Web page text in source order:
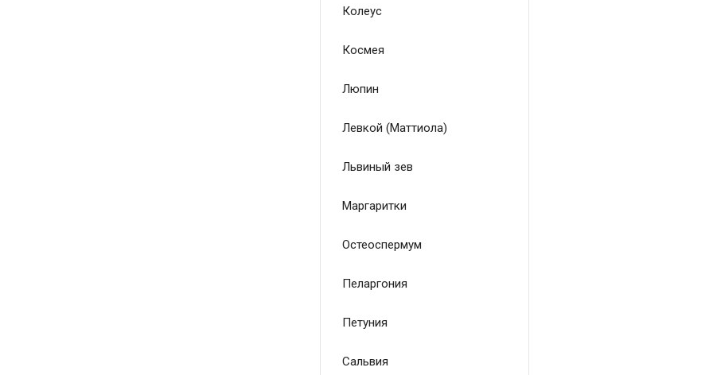
Колеус
Космея
Люпин
Левкой (Маттиола)
Львиный зев
Маргаритки
Остеоспермум
Пеларгония
Петуния
Сальвия